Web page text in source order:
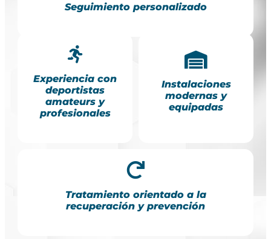
Seguimiento personalizado
Experiencia con
deportistas
amateurs y
profesionales
Instalaciones
modernas y
equipadas
Tratamiento orientado a la
recuperación y prevención